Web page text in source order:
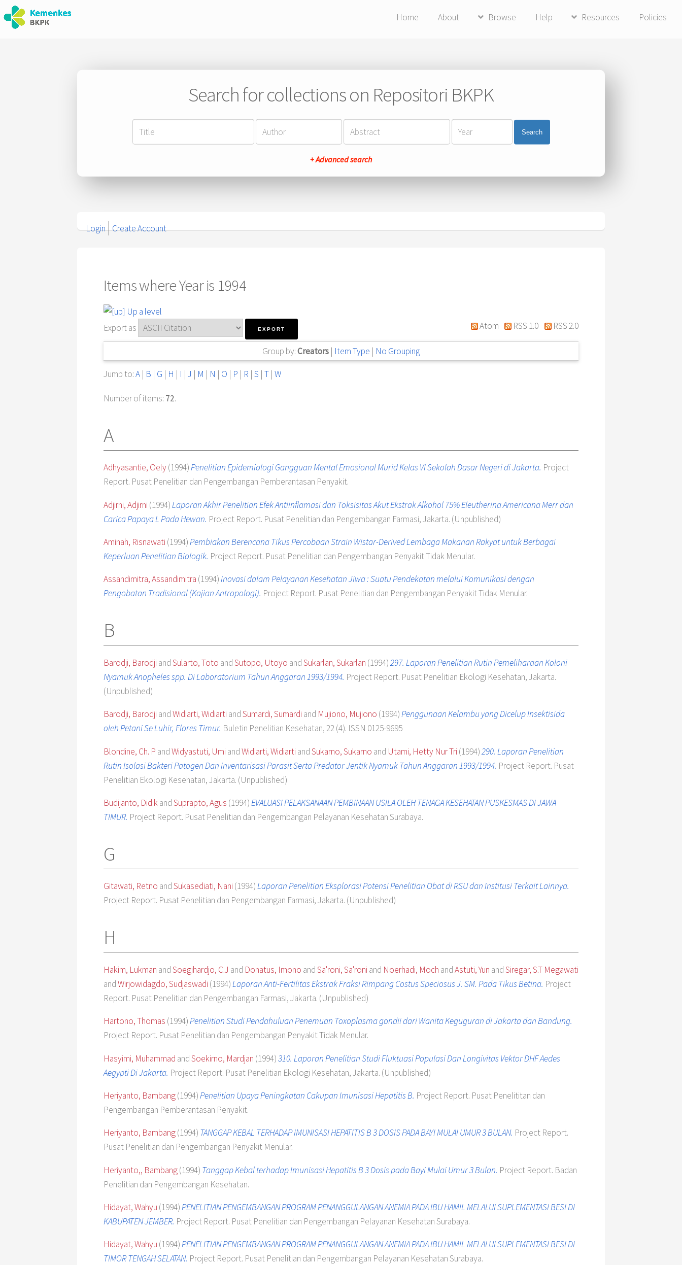
Home About Browse Help Resources Policies
Search for collections on Repositori BKPK
Search
+ Advanced search
Login Create Account
Items where Year is 1994
Up a level
Export as
Atom RSS 1.0 RSS 2.0
Group by:Creators| Item Type | No Grouping
Jump to:A | B | G | H | I | J | M | N | O | P | R | S | T | W
Number of items: 72.
A
Adhyasantie, Oely(1994)Penelitian Epidemiologi Gangguan Mental Emosional Murid Kelas VI Sekolah Dasar Negeri di Jakarta. Project
Report. Pusat Penelitian dan Pengembangan Pemberantasan Penyakit.
Adjirni, Adjirni (1994)Laporan Akhir Penelitian Efek Antiinflamasi dan Toksisitas Akut Ekstrak Alkohol 75% Eleutherina Americana Merr dan
Carica Papaya L Pada Hewan. Project Report. Pusat Penelitian dan Pengembangan Farmasi, Jakarta. (Unpublished)
Aminah, Risnawati (1994)Pembiakan Berencana Tikus Percobaan Strain Wistar-Derived Lembaga Makanan Rakyat untuk Berbagai
Keperluan Penelitian Biologik. Project Report. Pusat Penelitian dan Pengembangan Penyakit Tidak Menular.
Assandimitra, Assandimitra (1994)Inovasi dalam Pelayanan Kesehatan Jiwa : Suatu Pendekatan melalui Komunikasi dengan
Pengobatan Tradisional (Kajian Antropologi). Project Report. Pusat Penelitian dan Pengembangan Penyakit Tidak Menular.
B
Barodji, Barodji andSularto, Toto andSutopo, Utoyo andSukarlan, Sukarlan (1994)297. Laporan Penelitian Rutin Pemeliharaan Koloni
Nyamuk Anopheles spp. Di Laboratorium Tahun Anggaran 1993/1994. Project Report. Pusat Penelitian Ekologi Kesehatan, Jakarta.
(Unpublished)
Barodji, Barodji andWidiarti, Widiarti andSumardi, Sumardi and Mujiono, Mujiono (1994)Penggunaan Kelambu yang Dicelup Insektisida
oleh Petani Se Luhir, Flores Timur. Buletin Penelitian Kesehatan, 22 (4). ISSN 0125-9695
Blondine, Ch. P andWidyastuti, Umi andWidiarti, Widiarti andSukarno, Sukarno and Utami, Hetty Nur Tri (1994)290. Laporan Penelitian
Rutin Isolasi Bakteri Patogen Dan Inventarisasi Parasit Serta Predator Jentik Nyamuk Tahun Anggaran 1993/1994. Project Report. Pusat
Penelitian Ekologi Kesehatan, Jakarta. (Unpublished)
Budijanto, DidikandSuprapto, Agus (1994)EVALUASI PELAKSANAAN PEMBINAAN USILA OLEH TENAGA KESEHATAN PUSKESMAS DI JAWA
TIMUR. Project Report. Pusat Penelitian dan Pengembangan Pelayanan Kesehatan Surabaya.
G
Gitawati, Retno andSukasediati, Nani (1994)Laporan Penelitian Eksplorasi Potensi Penelitian Obat di RSU dan Institusi Terkait Lainnya.
Project Report. Pusat Penelitian dan Pengembangan Farmasi, Jakarta. (Unpublished)
H
Hakim, Lukman andSoegihardjo, C.J and Donatus, Imono andSa'roni, Sa'roni and Noerhadi, Moch andAstuti, Yun andSiregar, S.T Megawati
andWirjowidagdo, Sudjaswadi (1994)Laporan Anti-Fertilitas Ekstrak Fraksi Rimpang Costus Speciosus J. SM. Pada Tikus Betina. Project
Report. Pusat Penelitian dan Pengembangan Farmasi, Jakarta. (Unpublished)
Hartono, Thomas (1994)Penelitian Studi Pendahuluan Penemuan Toxoplasma gondii dari Wanita Keguguran di Jakarta dan Bandung.
Project Report. Pusat Penelitian dan Pengembangan Penyakit Tidak Menular.
Hasyimi, Muhammad andSoekirno, Mardjan (1994)310. Laporan Penelitian Studi Fluktuasi Populasi Dan Longivitas Vektor DHF Aedes
Aegypti Di Jakarta. Project Report. Pusat Penelitian Ekologi Kesehatan, Jakarta. (Unpublished)
Heriyanto, Bambang(1994)Penelitian Upaya Peningkatan Cakupan Imunisasi Hepatitis B. Project Report. Pusat Penelititan dan
Pengembangan Pemberantasan Penyakit.
Heriyanto, Bambang(1994) TANGGAP KEBAL TERHADAP IMUNISASI HEPATITIS B 3 DOSIS PADA BAYI MULAI UMUR 3 BULAN. Project Report.
Pusat Penelitian dan Pengembangan Penyakit Menular.
Heriyanto,, Bambang(1994) Tanggap Kebal terhadap Imunisasi Hepatitis B 3 Dosis pada Bayi Mulai Umur 3 Bulan. Project Report. Badan
Penelitian dan Pengembangan Kesehatan.
Hidayat, Wahyu (1994)PENELITIAN PENGEMBANGAN PROGRAM PENANGGULANGAN ANEMIA PADA IBU HAMIL MELALUI SUPLEMENTASI BESI DI
KABUPATEN JEMBER. Project Report. Pusat Penelitian dan Pengembangan Pelayanan Kesehatan Surabaya.
Hidayat, Wahyu (1994)PENELITIAN PENGEMBANGAN PROGRAM PENANGGULANGAN ANEMIA PADA IBU HAMIL MELALUI SUPLEMENTASI BESI DI
TIMOR TENGAH SELATAN. Project Report. Pusat Penelitian dan Pengembangan Pelayanan Kesehatan Surabaya.